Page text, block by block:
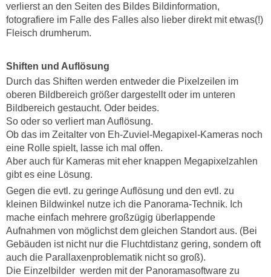
verlierst an den Seiten des Bildes Bildinformation,
fotografiere im Falle des Falles also lieber direkt mit etwas(!)
Fleisch drumherum.
Shiften und Auflösung
Durch das Shiften werden entweder die Pixelzeilen im
oberen Bildbereich größer dargestellt oder im unteren
Bildbereich gestaucht. Oder beides.
So oder so verliert man Auflösung.
Ob das im Zeitalter von Eh-Zuviel-Megapixel-Kameras noch
eine Rolle spielt, lasse ich mal offen.
Aber auch für Kameras mit eher knappen Megapixelzahlen
gibt es eine Lösung.
Gegen die evtl. zu geringe Auflösung und den evtl. zu
kleinen Bildwinkel nutze ich die Panorama-Technik. Ich
mache einfach mehrere großzügig überlappende
Aufnahmen von möglichst dem gleichen Standort aus. (Bei
Gebäuden ist nicht nur die Fluchtdistanz gering, sondern oft
auch die Parallaxenproblematik nicht so groß).
Die Einzelbilder werden mit der Panoramasoftware zu